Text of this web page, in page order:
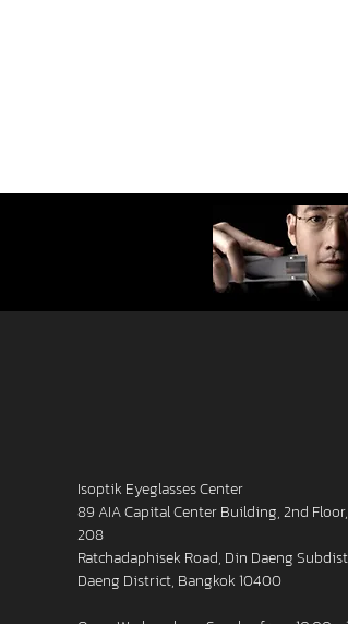
astigmatism,
presbyopia than
Isoptik Eyeglasses Center
89 AIA Capital Center Building, 2nd
208
Ratchadaphisek Road, Din Daeng
Daeng District, Bangkok 10400